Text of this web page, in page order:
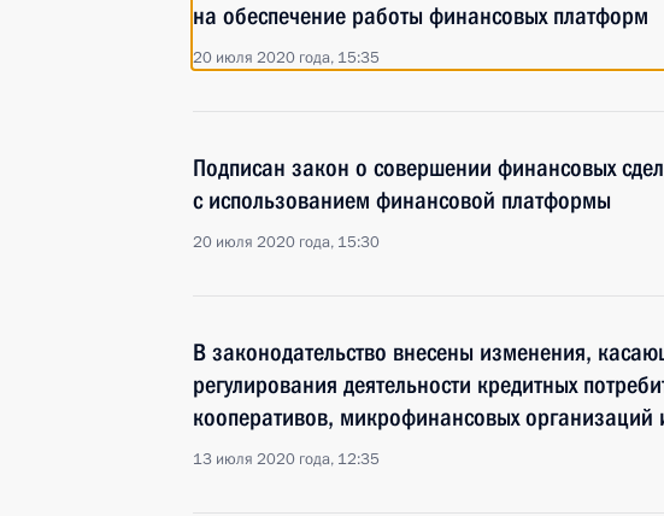
на обеспечение работы финансовых платформ
20 июля 2020 года, 15:35
Подписан закон о совершении финансовых
с использованием финансовой платформы
20 июля 2020 года, 15:30
В законодательство внесены изменения,
регулирования деятельности кредитных
кооперативов, микрофинансовых организаций
13 июля 2020 года, 12:35